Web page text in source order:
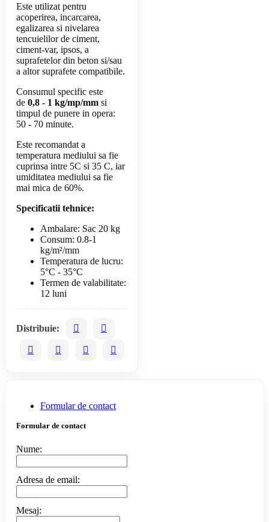
Este utilizat pentru
acoperirea, incarcarea,
egalizarea si nivelarea
tencuielilor de ciment,
ciment-var, ipsos, a
suprafetelor din beton si/sau
a altor suprafete compatibile.
Consumul specific este
de 0,8 - 1 kg/mp/mm si
timpul de punere in opera:
50 - 70 minute.
Este recomandat a
temperatura mediului sa fie
cuprinsa intre 5C si 35 C, iar
umiditatea mediului sa fie
mai mica de 60%.
Specificatii tehnice:
Ambalare: Sac 20 kg
Consum: 0.8-1
kg/m²/mm
Temperatura de lucru:
5°C - 35°C
Termen de valabilitate:
12 luni
Distribuie:
Formular de contact
Formular de contact
Nume:
Adresa de email:
Mesaj: